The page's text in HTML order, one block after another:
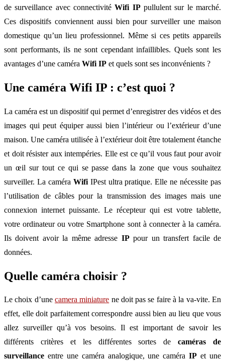
de surveillance avec connectivitéWifi IPpullulent sur le marché.
Ces dispositifs conviennent aussi bien pour surveiller une maison
domestique qu’un lieu professionnel. Même si ces petits appareils
sont performants, ils ne sont cependant infaillibles. Quels sont les
avantages d’une caméra Wifi IP et quels sont ses inconvénients ?
Une caméra Wifi IP : c’est quoi ?
La caméra est un dispositif qui permet d’enregistrer des vidéos et des
images qui peut équiper aussi bien l’intérieur ou l’extérieur d’une
maison. Une caméra utilisée à l’extérieur doit être totalement étanche
et doit résister aux intempéries. Elle est ce qu’il vous faut pour avoir
un œil sur tout ce qui se passe dans la zone que vous souhaitez
surveiller. La caméra WifiIPest ultra pratique. Elle ne nécessite pas
l’utilisation de câbles pour la transmission des images mais une
connexion internet puissante. Le récepteur qui est votre tablette,
votre ordinateur ou votre Smartphone sont à connecter à la caméra.
Ils doivent avoir la même adresse IPpour un transfert facile de
données.
Quelle caméra choisir ?
Le choix d’une camera miniature ne doit pas se faire à la va-vite. En
effet, elle doit parfaitement correspondre aussi bien au lieu que vous
allez surveiller qu’à vos besoins. Il est important de savoir les
différents critères et les différentes sortes decaméras de
surveillance entre une caméra analogique, une caméraIP et une